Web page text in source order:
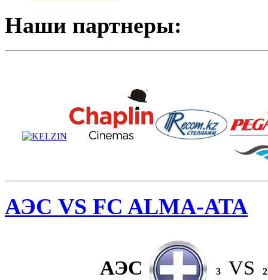
Наши партнеры:
АЭС VS FC ALMA-ATA
АЭС 3 VS 2